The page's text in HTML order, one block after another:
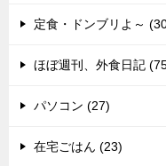
定食・ドンブリよ～
ほぼ週刊、外食日記
パソコン (27)
在宅ごはん (23)